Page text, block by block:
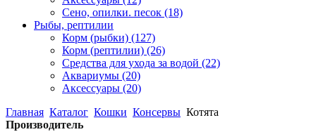
Сено, опилки. песок (18)
Рыбы, рептилии
Корм (рыбки) (127)
Корм (рептилии) (26)
Средства для ухода за водой (22)
Аквариумы (20)
Аксессуары (20)
Главная Каталог Кошки Консервы Котята
Производитель